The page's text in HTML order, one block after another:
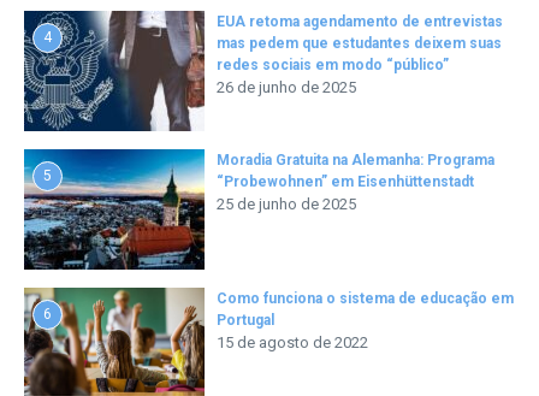
4
EUA retoma agendamento de entrevistas
mas pedem que estudantes deixem suas
redes sociais em modo “público”
26 de junho de 2025
5
Moradia Gratuita na Alemanha: Programa
“Probewohnen” em Eisenhüttenstadt
25 de junho de 2025
6
Como funciona o sistema de educação em
Portugal
15 de agosto de 2022